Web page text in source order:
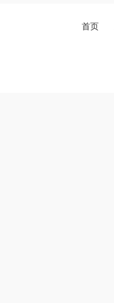
首页